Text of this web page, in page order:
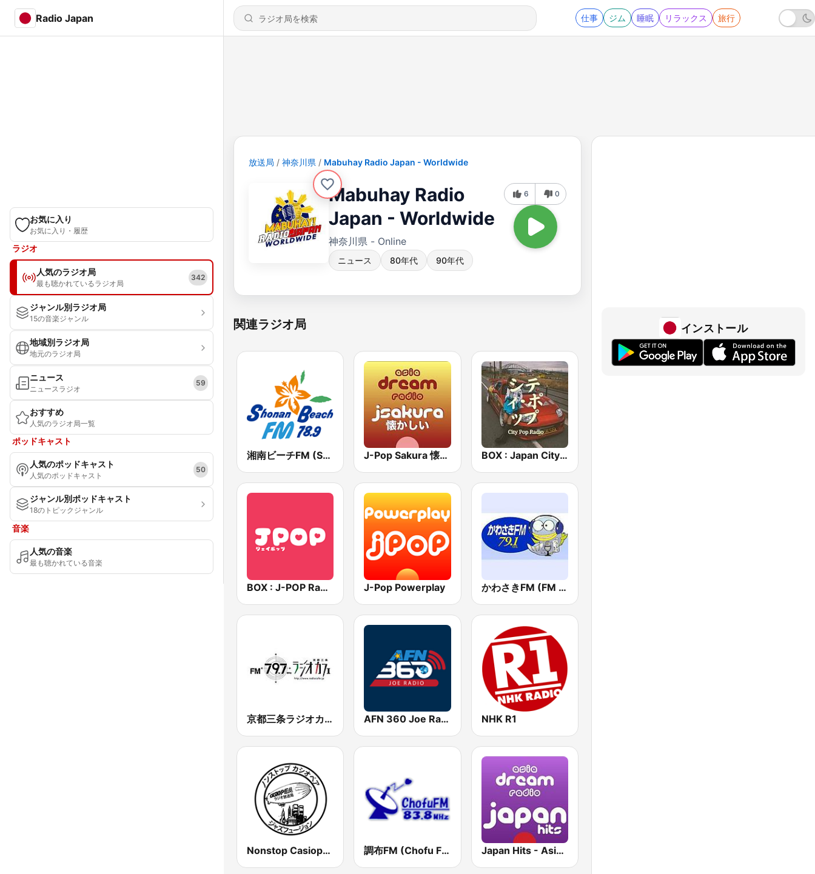
Radio Japan 仕事 ジム 睡眠 リラックス 旅行
お気に入り
お気に入り・履歴
ラジオ
人気のラジオ局
最も聴かれているラジオ局
342
ジャンル別ラジオ局
15の音楽ジャンル
地域別ラジオ局
地元のラジオ局
ニュース
ニュースラジオ
59
おすすめ
人気のラジオ局一覧
ポッドキャスト
人気のポッドキャスト
人気のポッドキャスト
50
ジャンル別ポッドキャスト
18のトピックジャンル
音楽
人気の音楽
最も聴かれている音楽
放送局 神奈川県 Mabuhay Radio Japan - Worldwide
Mabuhay Radio
Japan - Worldwide
神奈川県 - Online
ニュース 80年代 90年代
6 0
関連ラジオ局
湘南ビーチFM (Shonan Beach FM) J-Pop Sakura 懐かしい BOX : Japan City Pop -日本のシティポップ
BOX : J-POP Radio - ジェイポップ 無線 J-Pop Powerplay かわさきFM (FM K-City)
京都三条ラジオカフェ AFN 360 Joe Radio NHK R1
Nonstop Casiopea 調布FM (Chofu FM) Japan Hits - Asia DREAM Radio
インストール